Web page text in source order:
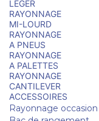
LEGER
RAYONNAGE
MI-LOURD
RAYONNAGE
A PNEUS
RAYONNAGE
A PALETTES
RAYONNAGE
CANTILEVER
ACCESSOIRES
Rayonnage occasion